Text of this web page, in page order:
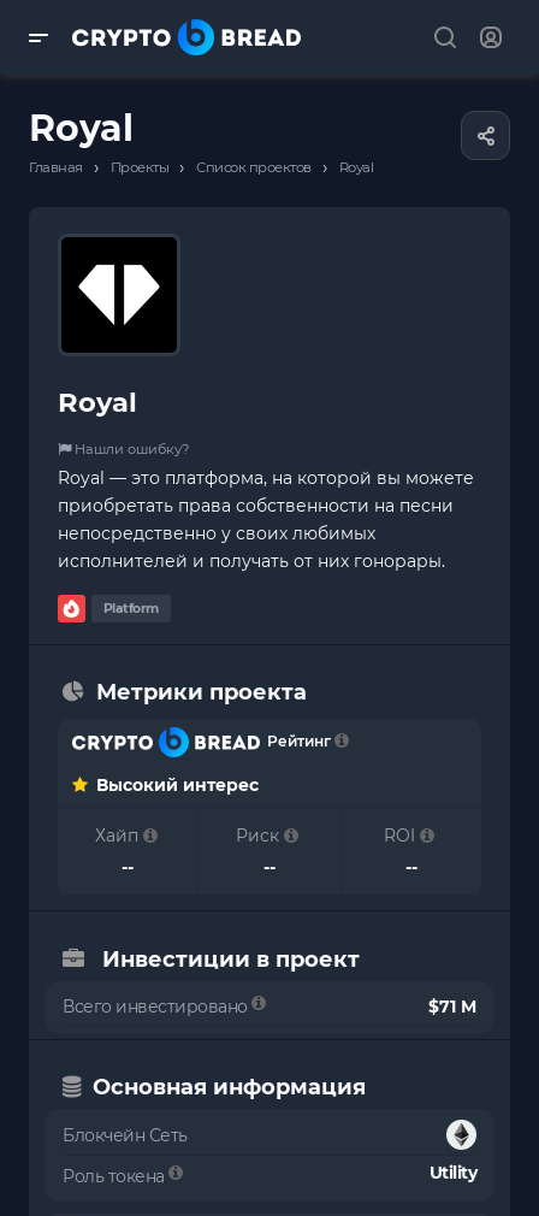
Royal
Главная › Проекты › Список проектов › Royal
Royal
Нашли ошибку?
Royal — это платформа, на которой вы можете
приобретать права собственности на песни
непосредственно у своих любимых
исполнителей и получать от них гонорары.
Platform
Метрики проекта
Рейтинг
Высокий интерес
Хайп
--
Риск
--
ROI
--
Инвестиции в проект
Всего инвестировано $71 M
Основная информация
Блокчейн Сеть
Роль токена
Utility